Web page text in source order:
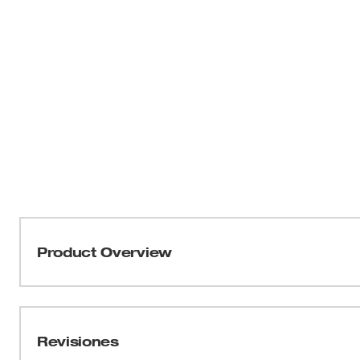
Product Overview
revestimiento protege contra las esquirlas. Cada barra
Revisiones